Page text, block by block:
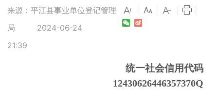
来源：平江县事业单位登记管理
局
2024-06-24
21:39
统一社会信用代码
12430626446357370Q